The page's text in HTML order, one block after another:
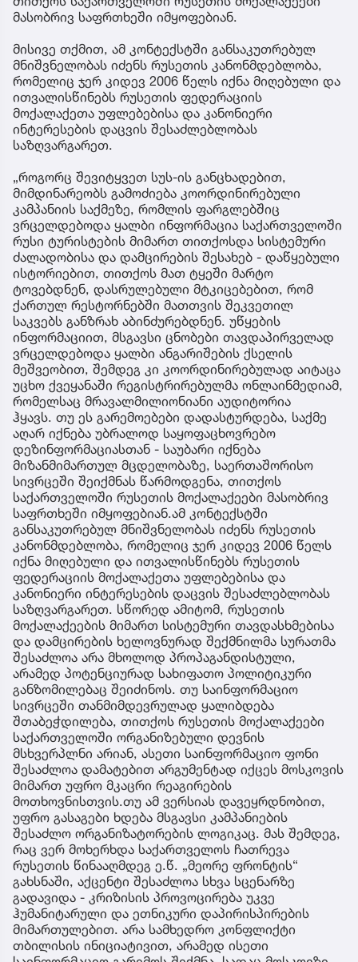
მასობრივ საფრთხეში იმყოფებიან.
მისივე თქმით, ამ კონტექსტში განსაკუთრებულ
მნიშვნელობას იძენს რუსეთის კანონმდებლობა,
რომელიც ჯერ კიდევ 2006 წელს იქნა მიღებული და
ითვალისწინებს რუსეთის ფედერაციის
მოქალაქეთა უფლებებისა და კანონიერი
ინტერესების დაცვის შესაძლებლობას
საზღვარგარეთ.
„როგორც შევიტყვეთ სუს-ის განცხადებით,
მიმდინარეობს გამოძიება კოორდინირებული
კამპანიის საქმეზე, რომლის ფარგლებშიც
ვრცელდებოდა ყალბი ინფორმაცია საქართველოში
რუსი ტურისტების მიმართ თითქოსდა სისტემური
ძალადობისა და დამცირების შესახებ - დაწყებული
ისტორიებით, თითქოს მათ ტყეში მარტო
ტოვებდნენ, დასრულებული მტკიცებებით, რომ
ქართულ რესტორნებში მათთვის შეკვეთილ
საკვებს განზრახ აბინძურებდნენ. უწყების
ინფორმაციით, მსგავსი ცნობები თავდაპირველად
ვრცელდებოდა ყალბი ანგარიშების ქსელის
მეშვეობით, შემდეგ კი კოორდინირებულად აიტაცა
უცხო ქვეყანაში რეგისტრირებულმა ონლაინმედიამ,
რომელსაც მრავალმილიონიანი აუდიტორია
ჰყავს. თუ ეს გარემოებები დადასტურდება, საქმე
აღარ იქნება უბრალოდ საყოფაცხოვრებო
დეზინფორმაციასთან - საუბარი იქნება
მიზანმიმართულ მცდელობაზე, საერთაშორისო
სივრცეში შეიქმნას წარმოდგენა, თითქოს
საქართველოში რუსეთის მოქალაქეები მასობრივ
საფრთხეში იმყოფებიან.ამ კონტექსტში
განსაკუთრებულ მნიშვნელობას იძენს რუსეთის
კანონმდებლობა, რომელიც ჯერ კიდევ 2006 წელს
იქნა მიღებული და ითვალისწინებს რუსეთის
ფედერაციის მოქალაქეთა უფლებებისა და
კანონიერი ინტერესების დაცვის შესაძლებლობას
საზღვარგარეთ. სწორედ ამიტომ, რუსეთის
მოქალაქეების მიმართ სისტემური თავდასხმებისა
და დამცირების ხელოვნურად შექმნილმა სურათმა
შესაძლოა არა მხოლოდ პროპაგანდისტული,
არამედ პოტენციურად სახიფათო პოლიტიკური
განზომილებაც შეიძინოს. თუ საინფორმაციო
სივრცეში თანმიმდევრულად ყალიბდება
შთაბეჭდილება, თითქოს რუსეთის მოქალაქეები
საქართველოში ორგანიზებული დევნის
მსხვერპლნი არიან, ასეთი საინფორმაციო ფონი
შესაძლოა დამატებით არგუმენტად იქცეს მოსკოვის
მიმართ უფრო მკაცრი რეაგირების
მოთხოვნისთვის.თუ ამ ვერსიას დავეყრდნობით,
უფრო გასაგები ხდება მსგავსი კამპანიების
შესაძლო ორგანიზატორების ლოგიკაც. მას შემდეგ,
რაც ვერ მოხერხდა საქართველოს ჩათრევა
რუსეთის წინააღმდეგ ე.წ. „მეორე ფრონტის“
გახსნაში, აქცენტი შესაძლოა სხვა სცენარზე
გადავიდა - კრიზისის პროვოცირება უკვე
ჰუმანიტარული და ეთნიკური დაპირისპირების
მიმართულებით. არა სამხედრო კონფლიქტი
თბილისის ინიციატივით, არამედ ისეთი